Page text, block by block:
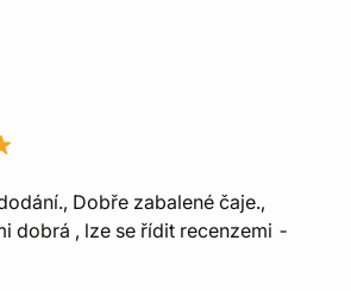
Dobře zabalené čaje.,
dobrá , lze se řídit recenzemi -